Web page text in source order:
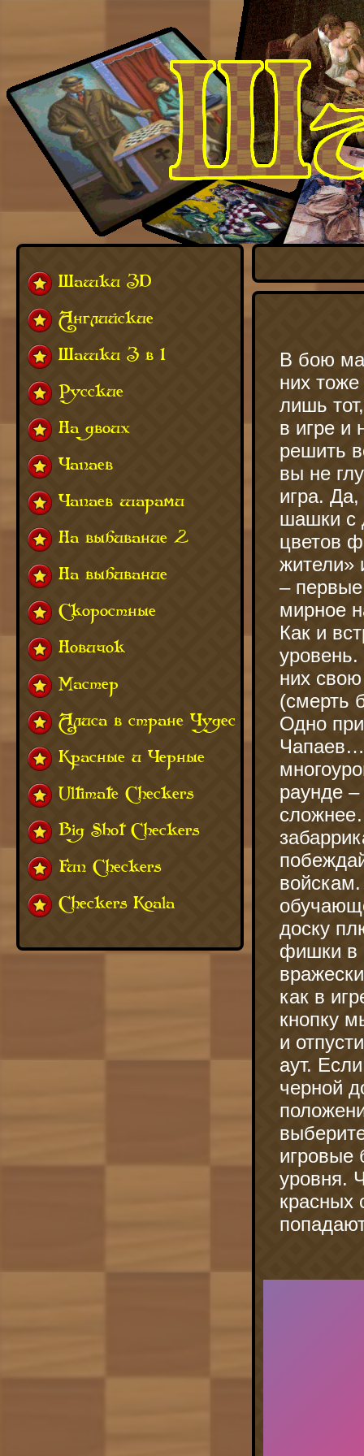
В бою
них
лишь
в игре и
решить
вы не
игра.
шашки с
цветов
жители»
–
мирное
Как и
них
(смерть
Одно
Чапаев…
раунде
доску
фишки в
как в
кнопку
и
аут.
черной
игровые
уровня.
красных
Шашки 3D
Английские
Шашки 3 в 1
Русские
На двоих
Чапаев
Чапаев шарами
На выбивание 2
На выбивание
Скоростные
Новичок
Мастер
Алиса в стране Чудес
Красные и Черные
Ultimate Checkers
Big Shot Checkers
Fun Checkers
Checkers Koala